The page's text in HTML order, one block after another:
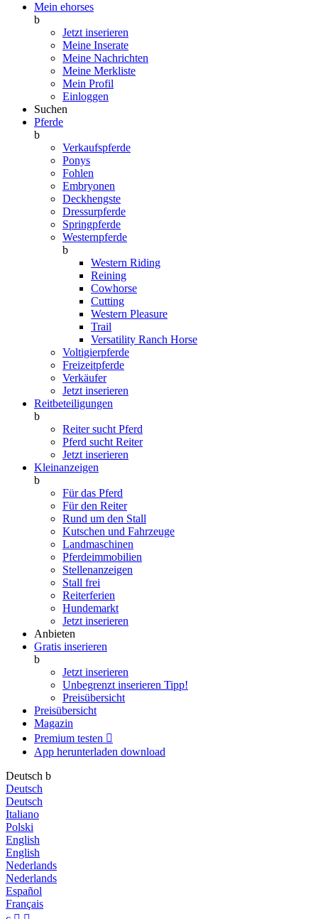
Mein ehorses
b
Jetzt inserieren
Meine Inserate
Meine Nachrichten
Meine Merkliste
Mein Profil
Einloggen
Suchen
Pferde
b
Verkaufspferde
Ponys
Fohlen
Embryonen
Deckhengste
Dressurpferde
Springpferde
Westernpferde
b
Western Riding
Reining
Cowhorse
Cutting
Western Pleasure
Trail
Versatility Ranch Horse
Voltigierpferde
Freizeitpferde
Verkäufer
Jetzt inserieren
Reitbeteiligungen
b
Reiter sucht Pferd
Pferd sucht Reiter
Jetzt inserieren
Kleinanzeigen
b
Für das Pferd
Für den Reiter
Rund um den Stall
Kutschen und Fahrzeuge
Landmaschinen
Pferdeimmobilien
Stellenanzeigen
Stall frei
Reiterferien
Hundemarkt
Jetzt inserieren
Anbieten
Gratis inserieren
b
Jetzt inserieren
Unbegrenzt inserieren Tipp!
Preisübersicht
Preisübersicht
Magazin
Premium testen 
App herunterladen download
Deutsch b
Deutsch
Deutsch
Italiano
Polski
English
English
Nederlands
Nederlands
Español
Français